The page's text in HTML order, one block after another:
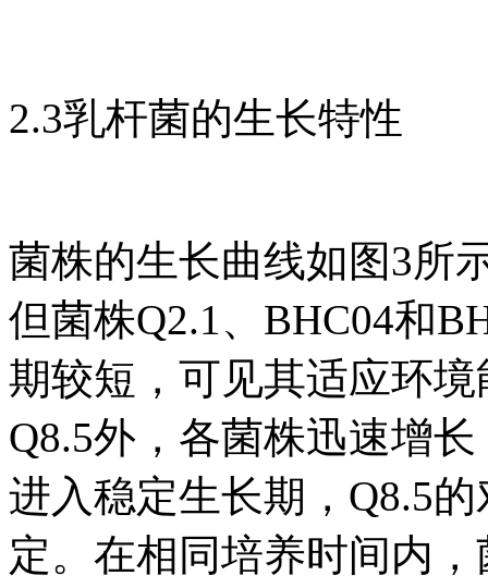
2.3乳杆菌的生长特性
菌株的生长曲线如图3所
但菌株Q2.1、BHC04和
期较短，可见其适应环
Q8.5外，各菌株迅速增
进入稳定生长期，Q8.5
定。在相同培养时间内